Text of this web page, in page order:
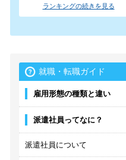
ランキングの続きを見る
就職・転職ガイド
雇用形態の種類と違い
派遣社員ってなに？
派遣社員について